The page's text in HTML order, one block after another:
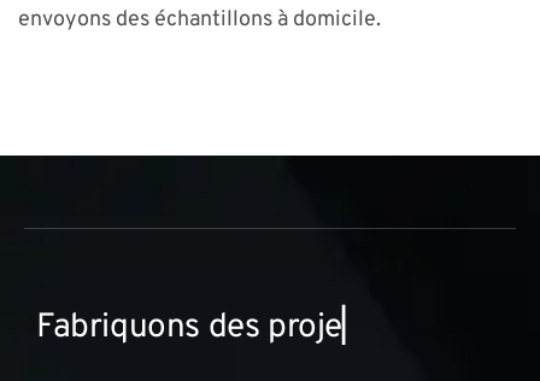
envoyons des échantillons à domicile.
Fabriquons des proje